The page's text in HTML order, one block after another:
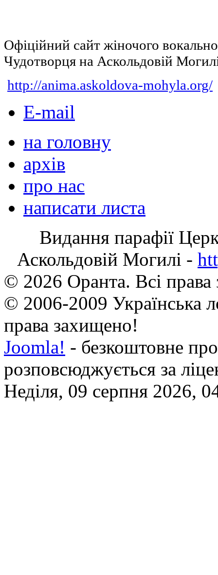
Офіційний сайт жіночого
Чудотворця на Аскольдовій
http://anima.askoldova-mohyla.org/
E-mail
на головну
архів
про нас
написати листа
Видання парафії
Аскольдовій Могилі -
© 2026 Оранта. Всі
© 2006-2009 Українська
права захищено!
Joomla! - безкоштовне
розповсюджується за
Неділя, 09 серпня 2026,